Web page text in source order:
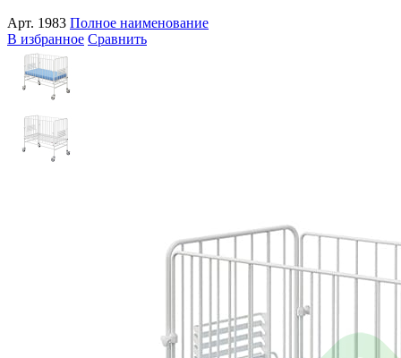
Арт. 1983 Полное наименование
В избранное Сравнить